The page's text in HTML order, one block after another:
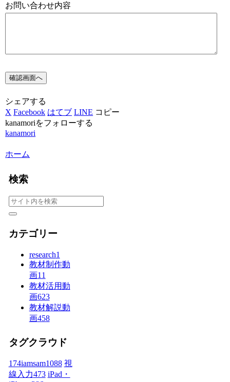
お問い合わせ内容
シェアする
X Facebook はてブ LINE コピー
kanamoriをフォローする
kanamori
ホーム
検索
カテゴリー
research1
教材制作動
画11
教材活用動
画623
教材解説動
画458
タグクラウド
174iamsam1088 視
線入力473 iPad・